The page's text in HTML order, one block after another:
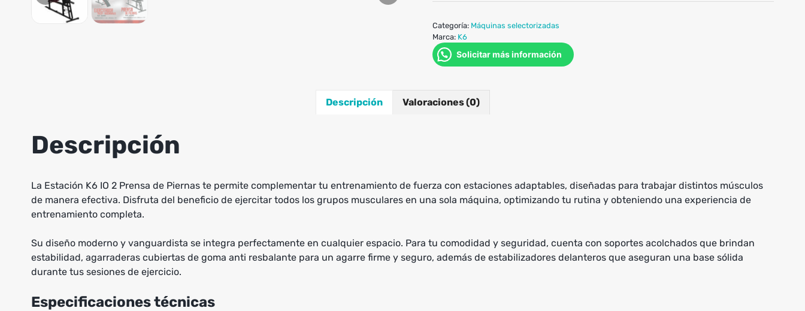
Categoría: Máquinas selectorizadas
Marca: K6
Solicitar más información
Descripción Valoraciones (0)
Descripción
La Estación K6 IO 2 Prensa de Piernas te permite complementar tu entrenamiento de fuerza con estaciones adaptables, diseñadas para trabajar distintos músculos
de manera efectiva. Disfruta del beneficio de ejercitar todos los grupos musculares en una sola máquina, optimizando tu rutina y obteniendo una experiencia de
entrenamiento completa.
Su diseño moderno y vanguardista se integra perfectamente en cualquier espacio. Para tu comodidad y seguridad, cuenta con soportes acolchados que brindan
estabilidad, agarraderas cubiertas de goma anti resbalante para un agarre firme y seguro, además de estabilizadores delanteros que aseguran una base sólida
durante tus sesiones de ejercicio.
Especificaciones técnicas